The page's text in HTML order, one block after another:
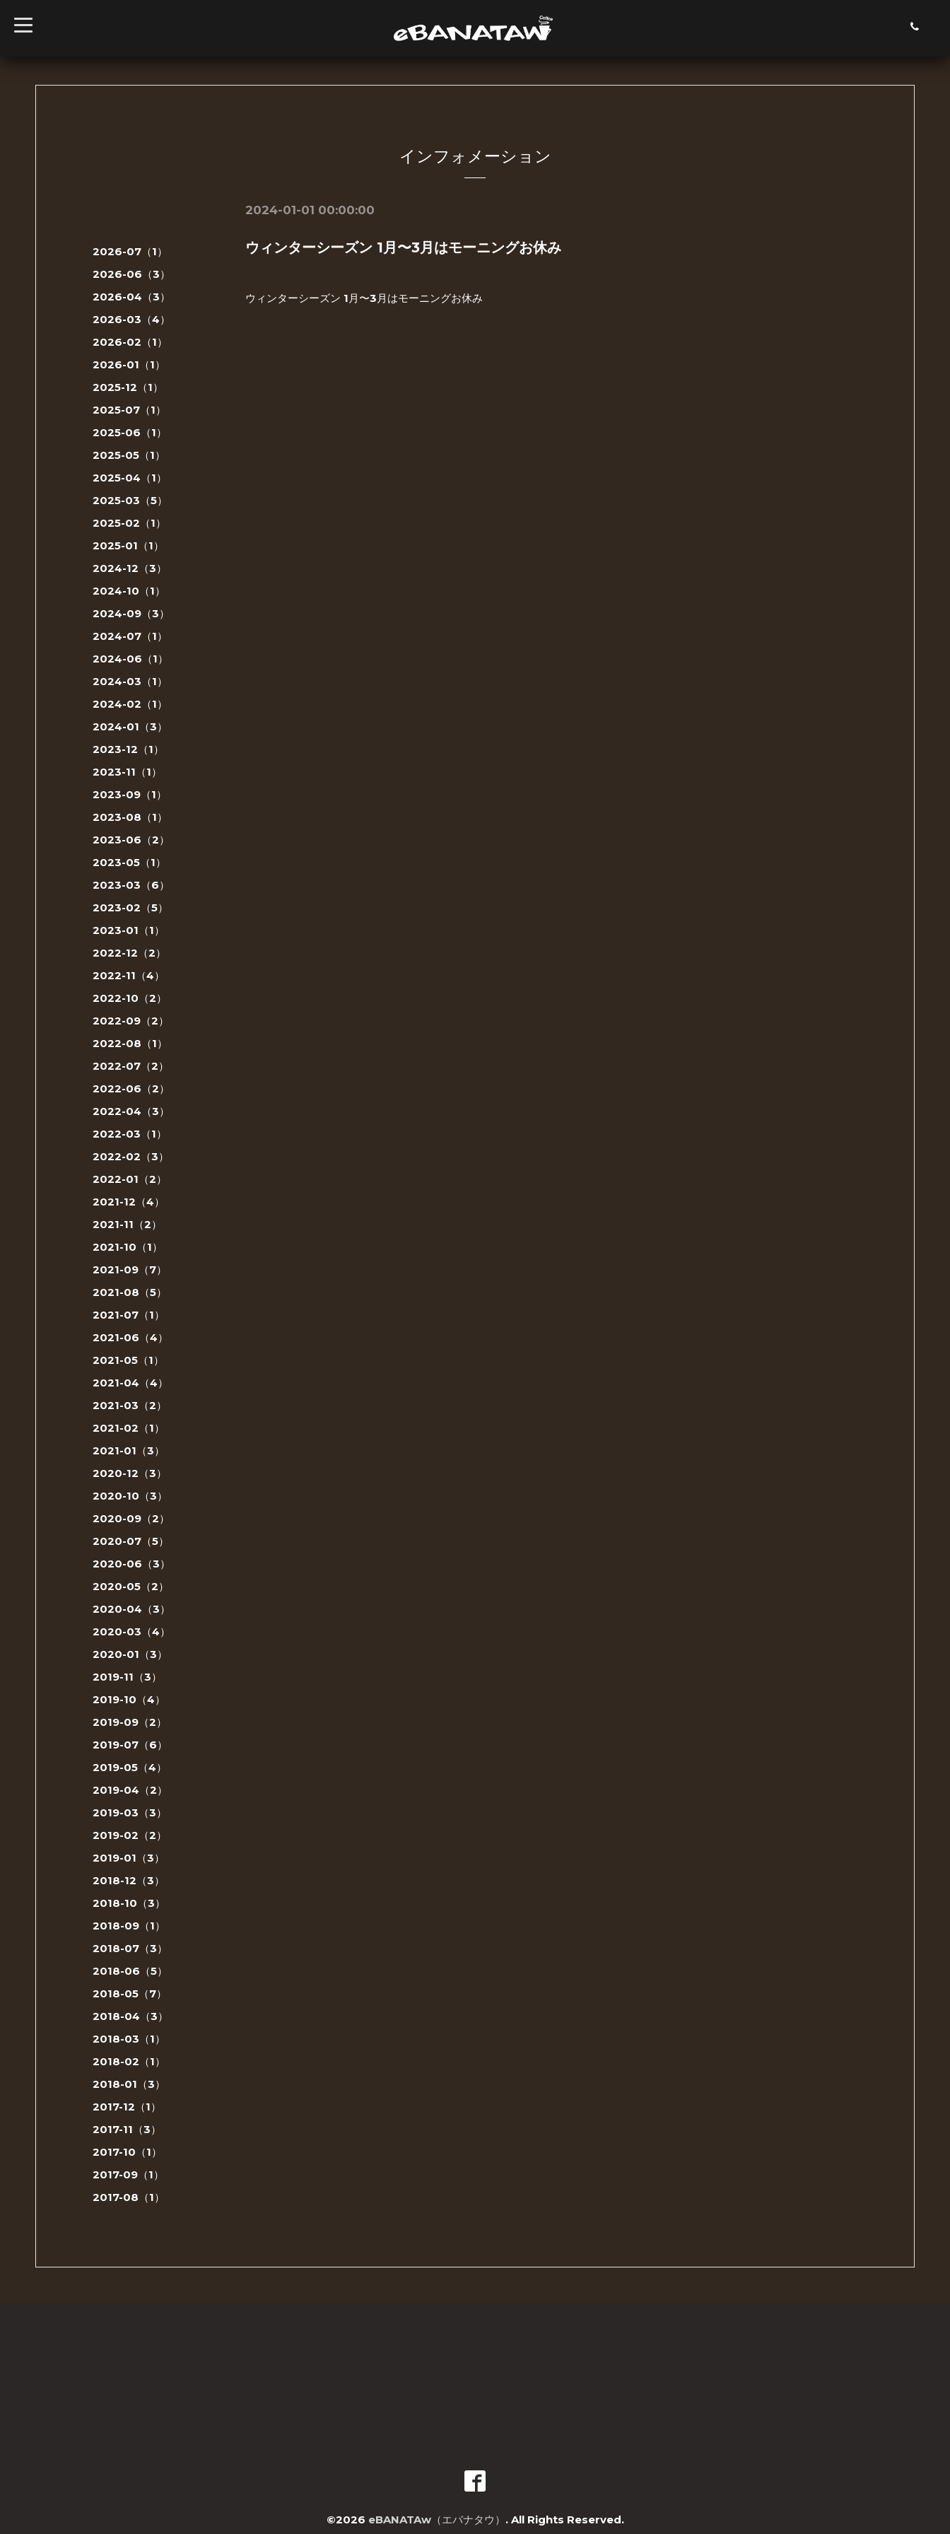
t
o
インフォメーション
2024-01-01 00:00:00
ウィンターシーズン 1月〜3月はモーニングお休み
ウィンターシーズン 1月〜3月はモーニングお休み
2026-07（1）
2026-06（3）
2026-04（3）
2026-03（4）
2026-02（1）
2026-01（1）
2025-12（1）
2025-07（1）
2025-06（1）
2025-05（1）
2025-04（1）
2025-03（5）
2025-02（1）
2025-01（1）
2024-12（3）
2024-10（1）
2024-09（3）
2024-07（1）
2024-06（1）
2024-03（1）
2024-02（1）
2024-01（3）
2023-12（1）
2023-11（1）
2023-09（1）
2023-08（1）
2023-06（2）
2023-05（1）
2023-03（6）
2023-02（5）
2023-01（1）
2022-12（2）
2022-11（4）
2022-10（2）
2022-09（2）
2022-08（1）
2022-07（2）
2022-06（2）
2022-04（3）
2022-03（1）
2022-02（3）
2022-01（2）
2021-12（4）
2021-11（2）
2021-10（1）
2021-09（7）
2021-08（5）
2021-07（1）
2021-06（4）
2021-05（1）
2021-04（4）
2021-03（2）
2021-02（1）
2021-01（3）
2020-12（3）
2020-10（3）
2020-09（2）
2020-07（5）
2020-06（3）
2020-05（2）
2020-04（3）
2020-03（4）
2020-01（3）
2019-11（3）
2019-10（4）
2019-09（2）
2019-07（6）
2019-05（4）
2019-04（2）
2019-03（3）
2019-02（2）
2019-01（3）
2018-12（3）
2018-10（3）
2018-09（1）
2018-07（3）
2018-06（5）
2018-05（7）
2018-04（3）
2018-03（1）
2018-02（1）
2018-01（3）
2017-12（1）
2017-11（3）
2017-10（1）
2017-09（1）
2017-08（1）
©2026 eBANATAw（エバナタウ） . All Rights Reserved.